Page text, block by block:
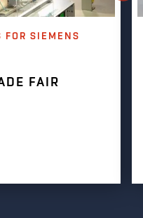
FOR SIEMENS
FAIR